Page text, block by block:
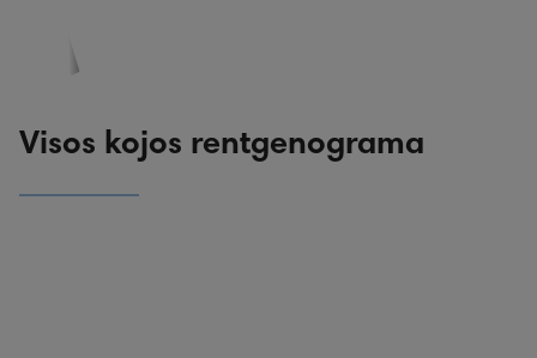
Visos kojos rentgenograma